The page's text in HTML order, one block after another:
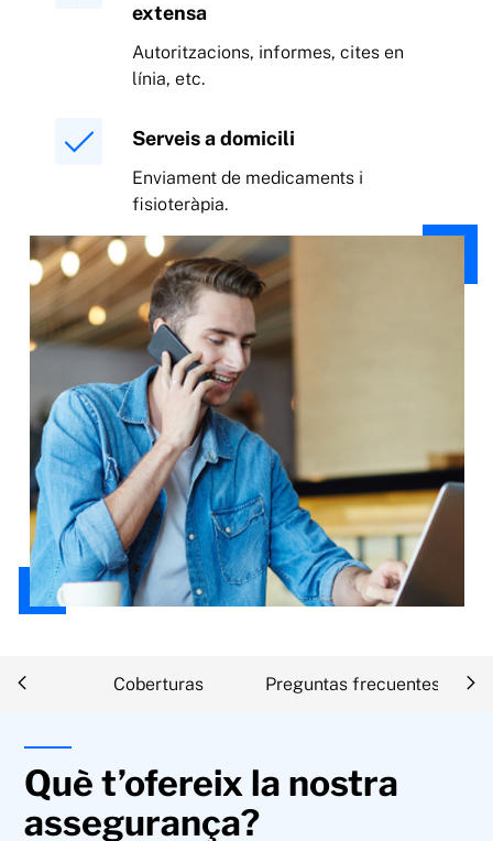
extensa
Autoritzacions, informes, cites en
línia, etc.
Serveis a domicili
Enviament de medicaments i
fisioteràpia.
Coberturas Preguntas frecuentes
Què t’ofereix la nostra
assegurança?